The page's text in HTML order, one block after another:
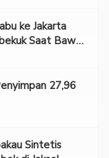
ke Jakarta
Saat Bawa
Soetta
27,96
Sintetis